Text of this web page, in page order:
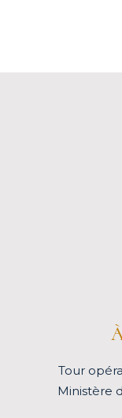
Tour
Ministère